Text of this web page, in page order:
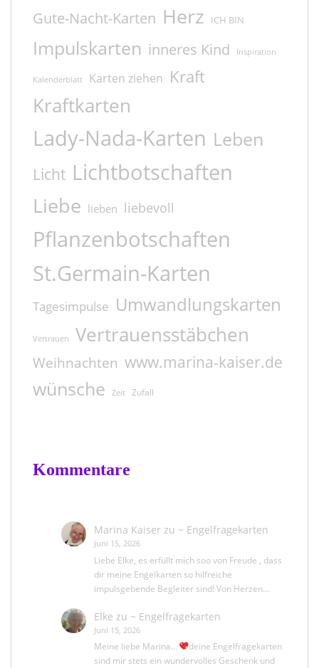
Gute-Nacht-Karten Herz ICH BIN
Impulskarten inneres Kind Inspiration
Kalenderblatt Karten ziehen Kraft
Kraftkarten
Lady-Nada-Karten Leben
Licht Lichtbotschaften
Liebe lieben liebevoll
Pflanzenbotschaften
St.Germain-Karten
Tagesimpulse Umwandlungskarten
Vertrauen Vertrauensstäbchen
Weihnachten www.marina-kaiser.de
wünsche Zeit Zufall
Kommentare
Marina Kaiserzu ~ Engelfragekarten
Juni 15, 2026
Liebe Elke, es erfüllt mich soo von Freude , dass
dir meine Engelkarten so hilfreiche
impulsgebende Begleiter sind! Von Herzen…
Elke zu ~ Engelfragekarten
Juni 15, 2026
Meine liebe Marina...
deine Engelfragekarten
sind mir stets ein wundervolles Geschenk und